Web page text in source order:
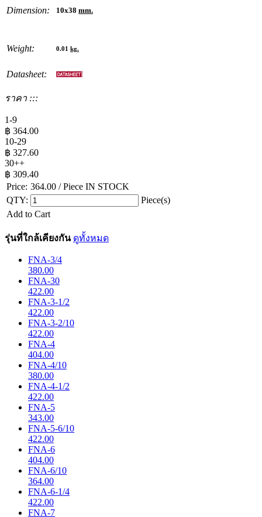
Dimension: 10x38 mm.
Weight: 0.01 kg.
Datasheet:
ราคา :::
1-9
฿ 364.00
10-29
฿ 327.60
30++
฿ 309.40
Price: 364.00 / Piece IN STOCK
QTY:
Piece(s)
Add to Cart
รุ่นที่ใกล้เคียงกัน ดูทั้งหมด
FNA-3/4
380.00
FNA-30
422.00
FNA-3-1/2
422.00
FNA-3-2/10
422.00
FNA-4
404.00
FNA-4/10
380.00
FNA-4-1/2
422.00
FNA-5
343.00
FNA-5-6/10
422.00
FNA-6
404.00
FNA-6/10
364.00
FNA-6-1/4
422.00
FNA-7